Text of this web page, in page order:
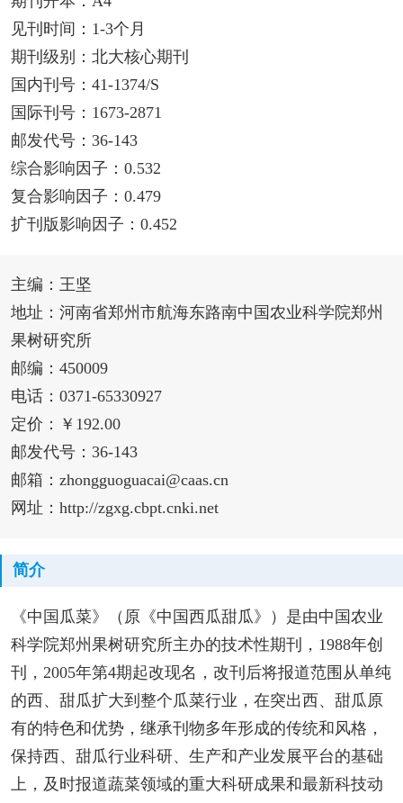
见刊时间：1-3个月
期刊级别：北大核心期刊
国内刊号：41-1374/S
国际刊号：1673-2871
邮发代号：36-143
综合影响因子：0.532
复合影响因子：0.479
扩刊版影响因子：0.452
主编：王坚
地址：河南省郑州市航海东路南中国农业科学院郑州
果树研究所
邮编：450009
电话：0371-65330927
定价：￥192.00
邮发代号：36-143
邮箱：zhongguoguacai@caas.cn
网址：http://zgxg.cbpt.cnki.net
简介
《中国瓜菜》（原《中国西瓜甜瓜》）是由中国农业
科学院郑州果树研究所主办的技术性期刊，1988年创
刊，2005年第4期起改现名，改刊后将报道范围从单纯
的西、甜瓜扩大到整个瓜菜行业，在突出西、甜瓜原
有的特色和优势，继承刊物多年形成的传统和风格，
保持西、甜瓜行业科研、生产和产业发展平台的基础
上，及时报道蔬菜领域的重大科研成果和最新科技动